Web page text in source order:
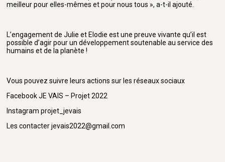
meilleur pour elles-mêmes et pour nous tous », a-t-il ajouté.
L’engagement de Julie et Elodie est une preuve vivante qu’il est
possible d’agir pour un développement soutenable au service des
humains et de la planète !
Vous pouvez suivre leurs actions sur les réseaux sociaux
Facebook JE VAIS – Projet 2022
Instagram projet_jevais
Les contacter jevais2022@gmail.com